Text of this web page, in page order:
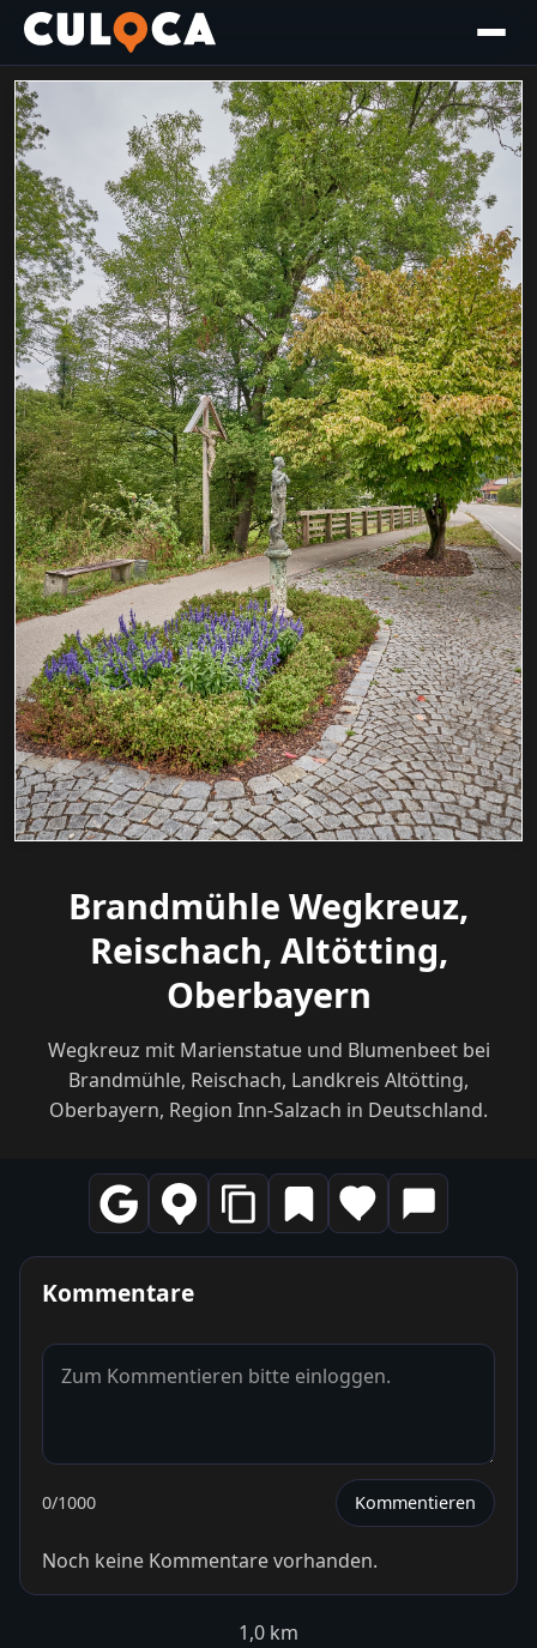
Brandmühle Wegkreuz,
Reischach, Altötting,
Oberbayern
Wegkreuz mit Marienstatue und Blumenbeet bei
Brandmühle, Reischach, Landkreis Altötting,
Oberbayern, Region Inn-Salzach in Deutschland.
Kommentare
0/1000 Kommentieren
Noch keine Kommentare vorhanden.
1,0 km